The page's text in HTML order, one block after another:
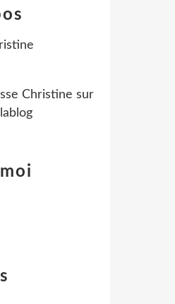
Christine sur